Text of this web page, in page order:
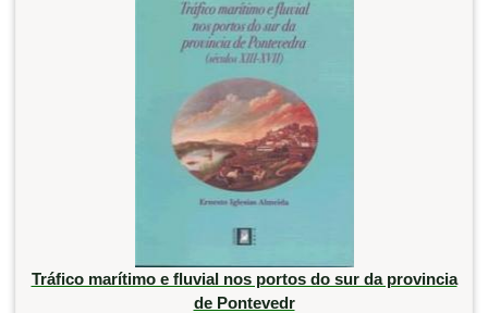
Tráfico marítimo e fluvial nos portos do sur da provincia
de Pontevedr